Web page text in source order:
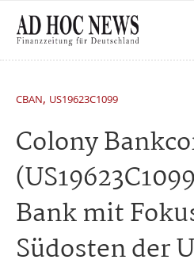
CBAN, US19623C1099
Colony
Bank mit
Südosten der